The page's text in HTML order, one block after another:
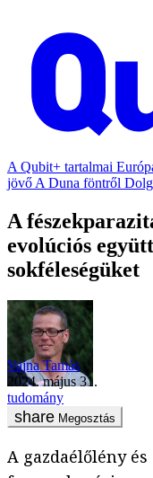
A Qubit+ tartalmai
jövő A Duna föntről
A
evolúciós
sokféleségüket
Vajna Tamás
2024. május 31.
tudomány
Megosztás
A gazdaélőlény